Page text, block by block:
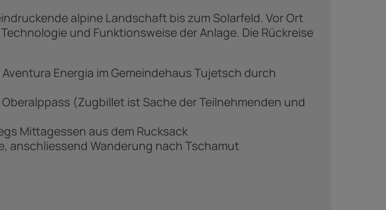
alpine Landschaft bis zum Solarfeld. Vor Ort
und Funktionsweise der Anlage. Die Rückreise
Energia im Gemeindehaus Tujetsch durch
(Zugbillet ist Sache der Teilnehmenden und
Mittagessen aus dem Rucksack
anschliessend Wanderung nach Tschamut